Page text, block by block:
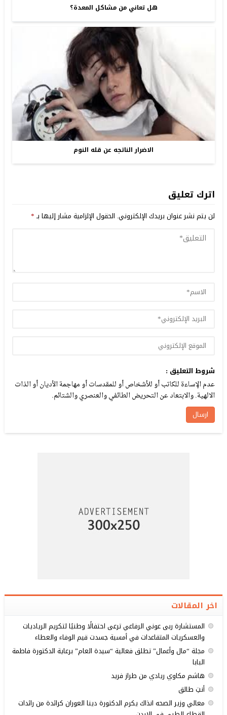
هل تعاني من مشاكل المعدة؟
الاضرار الناتجه عن قله النوم
اترك تعليق
لن يتم نشر عنوان بريدك الإلكتروني. الحقول الإلزامية مشار إليها بـ*
شروط التعليق :
عدم الإساءة للكاتب أو للأشخاص أو للمقدسات أو مهاجمة الأديان أو الذات
الالهية. والابتعاد عن التحريض الطائفي والعنصري والشتائم.
اخر المقالات
المستشارة ربى عوني الرفاعي ترعى احتفالًا وطنيًا لتكريم الرياديات
والعسكريات المتقاعدات في أمسية جسدت قيم الوفاء والعطاء
مجلة “مال وأعمال” تطلق فعالية “سيدة العام” برعاية الدكتورة فاطمة
البابا
هاشم مكاوي ريادي من طراز فريد
أنتِ طالق
معالي وزير الصحه انذاك يكرم الدكتورة دينا العوران كرائدة من رائدات